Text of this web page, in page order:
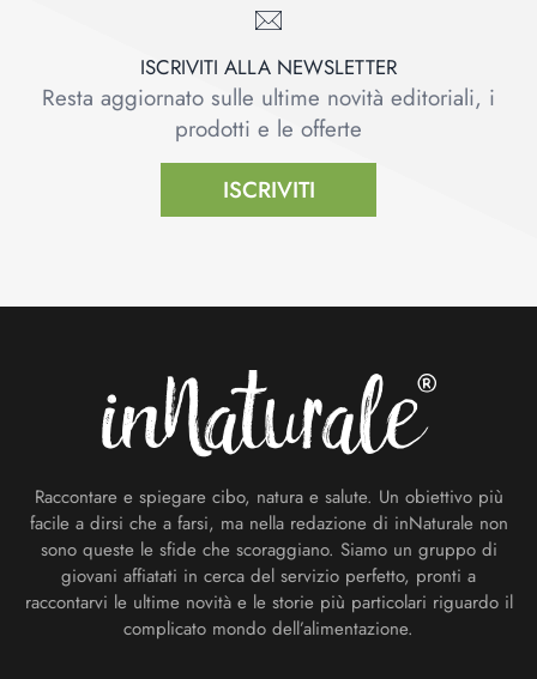
ISCRIVITI ALLA NEWSLETTER
Resta aggiornato sulle ultime novità editoriali, i
prodotti e le offerte
ISCRIVITI
Raccontare e spiegare cibo, natura e salute. Un obiettivo più
facile a dirsi che a farsi, ma nella redazione di inNaturale non
sono queste le sfide che scoraggiano. Siamo un gruppo di
giovani affiatati in cerca del servizio perfetto, pronti a
raccontarvi le ultime novità e le storie più particolari riguardo il
complicato mondo dell’alimentazione.